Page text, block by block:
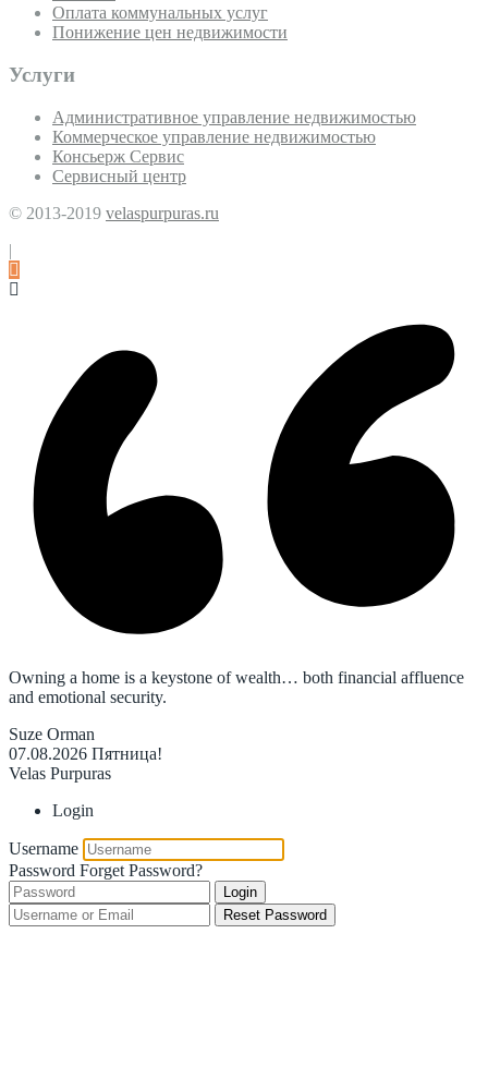
Оплата коммунальных услуг
Понижение цен недвижимости
Услуги
Административное управление недвижимостью
Коммерческое управление недвижимостью
Консьерж Сервис
Сервисный центр
© 2013-2019 velaspurpuras.ru
|
Owning a home is a keystone of wealth… both financial affluence
and emotional security.
Suze Orman
07.08.2026 Пятница!
Velas Purpuras
Login
Username
Password Forget Password?
Login
Reset Password